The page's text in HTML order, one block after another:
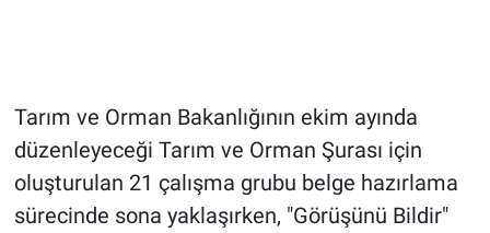
Tarım ve Orman Bakanlığının ekim ayında
düzenleyeceği Tarım ve Orman Şurası için
oluşturulan 21 çalışma grubu belge hazırlama
sürecinde sona yaklaşırken, "Görüşünü Bildir"